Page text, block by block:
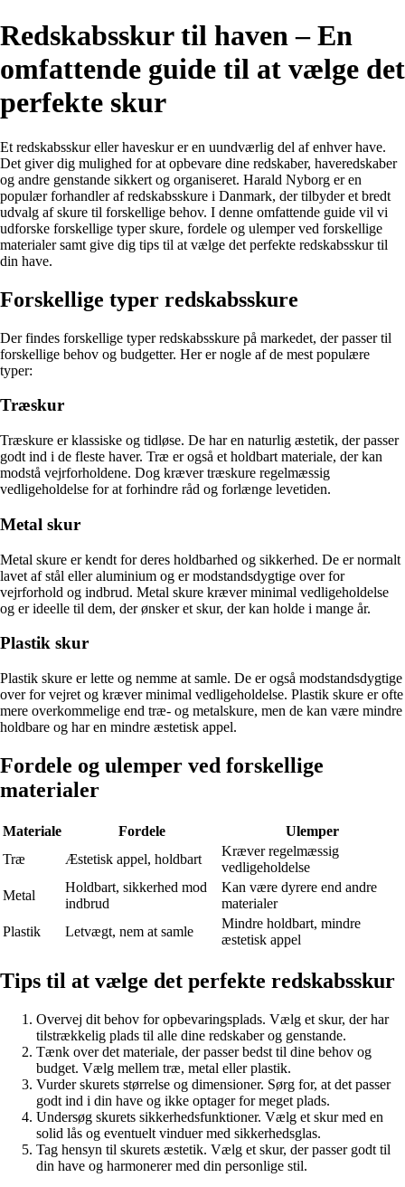
Redskabsskur til haven – En
omfattende guide til at vælge det
perfekte skur
Et redskabsskur eller haveskur er en uundværlig del af enhver have.
Det giver dig mulighed for at opbevare dine redskaber, haveredskaber
og andre genstande sikkert og organiseret. Harald Nyborg er en
populær forhandler af redskabsskure i Danmark, der tilbyder et bredt
udvalg af skure til forskellige behov. I denne omfattende guide vil vi
udforske forskellige typer skure, fordele og ulemper ved forskellige
materialer samt give dig tips til at vælge det perfekte redskabsskur til
din have.
Forskellige typer redskabsskure
Der findes forskellige typer redskabsskure på markedet, der passer til
forskellige behov og budgetter. Her er nogle af de mest populære
typer:
Træskur
Træskure er klassiske og tidløse. De har en naturlig æstetik, der passer
godt ind i de fleste haver. Træ er også et holdbart materiale, der kan
modstå vejrforholdene. Dog kræver træskure regelmæssig
vedligeholdelse for at forhindre råd og forlænge levetiden.
Metal skur
Metal skure er kendt for deres holdbarhed og sikkerhed. De er normalt
lavet af stål eller aluminium og er modstandsdygtige over for
vejrforhold og indbrud. Metal skure kræver minimal vedligeholdelse
og er ideelle til dem, der ønsker et skur, der kan holde i mange år.
Plastik skur
Plastik skure er lette og nemme at samle. De er også modstandsdygtige
over for vejret og kræver minimal vedligeholdelse. Plastik skure er ofte
mere overkommelige end træ- og metalskure, men de kan være mindre
holdbare og har en mindre æstetisk appel.
Fordele og ulemper ved forskellige
materialer
Materiale Fordele
Ulemper
Træ
Æstetisk appel, holdbart
Kræver regelmæssig
vedligeholdelse
Metal
Holdbart, sikkerhed mod
indbrud
Kan være dyrere end andre
materialer
Plastik
Letvægt, nem at samle
Mindre holdbart, mindre
æstetisk appel
Tips til at vælge det perfekte redskabsskur
Overvej dit behov for opbevaringsplads. Vælg et skur, der har
tilstrækkelig plads til alle dine redskaber og genstande.
Tænk over det materiale, der passer bedst til dine behov og
budget. Vælg mellem træ, metal eller plastik.
Vurder skurets størrelse og dimensioner. Sørg for, at det passer
godt ind i din have og ikke optager for meget plads.
Undersøg skurets sikkerhedsfunktioner. Vælg et skur med en
solid lås og eventuelt vinduer med sikkerhedsglas.
Tag hensyn til skurets æstetik. Vælg et skur, der passer godt til
din have og harmonerer med din personlige stil.